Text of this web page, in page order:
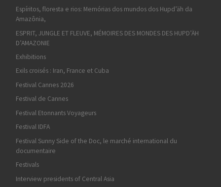
Espíritos, floresta e rios: Memórias dos mundos dos Hupd’äh da
Amazônia,
ESPRIT, JUNGLE ET FLEUVE, MÉMOIRES DES MONDES DES HUPD’ÄH
D’AMAZONIE
Exhibitions
Exils croisés : Iran, France et Cuba
Festival Cannes 2026
Festival de Cannes
Festival Etonnants Voyageurs
Festival IDFA
Festival Sunny Side of the Doc, le marché international du
documentaire
Festivals
Interview presidents of Central Asia